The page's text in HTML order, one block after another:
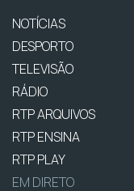
NOTÍCIAS
DESPORTO
TELEVISÃO
RÁDIO
RTP ARQUIVOS
RTP ENSINA
RTP PLAY
EM DIRETO